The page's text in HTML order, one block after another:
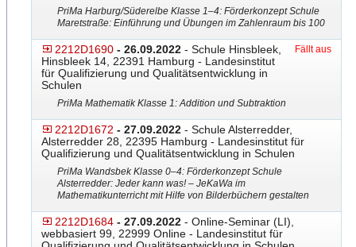
PriMa Harburg/Süderelbe Klasse 1–4: Förderkonzept Schule
Maretstraße: Einführung und Übungen im Zahlenraum bis 100
2212D1690 - 26.09.2022 - Schule Hinsbleek,
Hinsbleek 14, 22391 Hamburg - Landesinstitut
für Qualifizierung und Qualitätsentwicklung in
Schulen
Fällt aus
PriMa Mathematik Klasse 1: Addition und Subtraktion
2212D1672 - 27.09.2022 - Schule Alsterredder,
Alsterredder 28, 22395 Hamburg - Landesinstitut für
Qualifizierung und Qualitätsentwicklung in Schulen
PriMa Wandsbek Klasse 0–4: Förderkonzept Schule
Alsterredder: Jeder kann was! – JeKaWa im
Mathematikunterricht mit Hilfe von Bilderbüchern gestalten
2212D1684 - 27.09.2022 - Online-Seminar (LI),
webbasiert 99, 22999 Online - Landesinstitut für